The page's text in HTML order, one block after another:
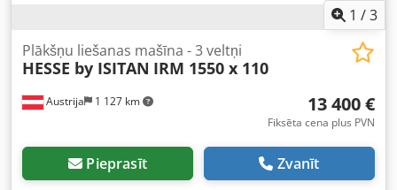
1 /3
Austrija 1 127 km
Plākšņu liešanas mašīna - 3 veltņi
HESSE by ISITAN IRM 1550 x 110
13 400 €
Fiksēta cena plus PVN
Pieprasīt Zvanīt